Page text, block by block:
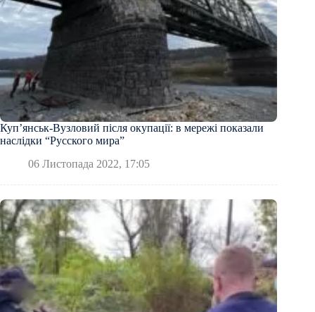
Куп’янськ-Вузловий після окупації: в мережі показали
наслідки “Русского мира”
06 Листопада 2022, 17:05